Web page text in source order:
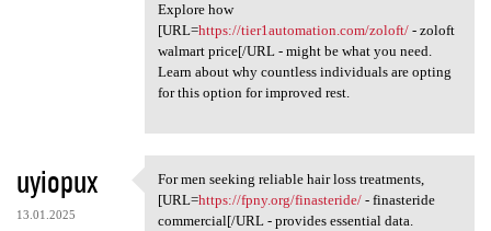
Explore how
[URL=https://tier1automation.com/zoloft/- zoloft
walmart price[/URL - might be what you need.
Learn about why countless individuals are opting
for this option for improved rest.
uyiopux
13.01.2025
For men seeking reliable hair
For men seeking reliable hair loss treatments,
[URL=https://fpny.org/finasteride/- finasteride
commercial[/URL - provides essential data.